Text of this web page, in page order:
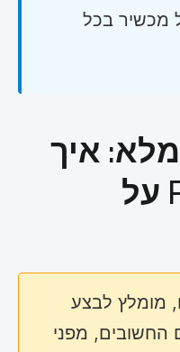
לכל מכשיר בכל
איך
להתקין FydeOS על
מומלץ לבצע
החשובים, מפני